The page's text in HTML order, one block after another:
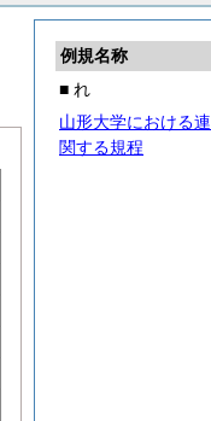
例規名称
■ れ
山形大学における
関する規程